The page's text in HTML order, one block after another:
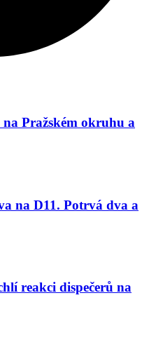
Pražském okruhu a
na D11. Potrvá dva a
reakci dispečerů na